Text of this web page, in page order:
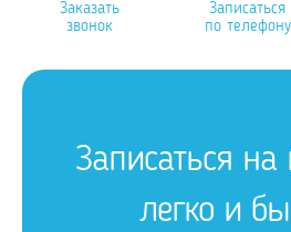
Заказать
звонок
Записаться
по телефону
Записаться
легко и